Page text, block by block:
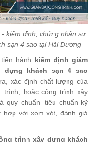
kiểm định, chứng nhận sự
sạn 4 sao tại Hải Dương
hành kiểm định giám
khách sạn 4 sao
xác định chất lượng của
trình, hoặc công trình xây
quy chuẩn, tiêu chuẩn kỹ
hợp với xem xét, đánh giá
trình xây dựng khách